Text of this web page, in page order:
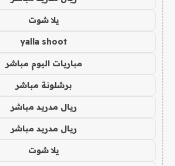
يلا شوت
yalla shoot
مباريات اليوم مباشر
برشلونة مباشر
ريال مدريد مباشر
ريال مدريد مباشر
يلا شوت